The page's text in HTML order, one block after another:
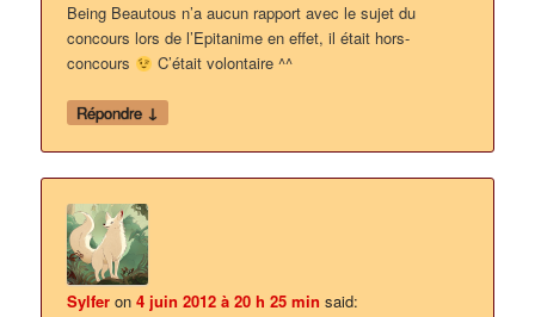
Being Beautous n’a aucun rapport avec le sujet du
concours lors de l’Epitanime en effet, il était hors-
concours
C’était volontaire ^^
Répondre ↓
Sylfer on4 juin 2012 à 20 h 25 min said: